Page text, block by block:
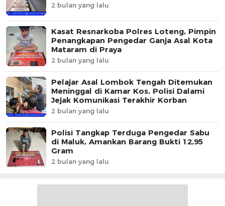
2 bulan yang lalu
Kasat Resnarkoba Polres Loteng, Pimpin
Penangkapan Pengedar Ganja Asal Kota
Mataram di Praya
2 bulan yang lalu
Pelajar Asal Lombok Tengah Ditemukan
Meninggal di Kamar Kos, Polisi Dalami
Jejak Komunikasi Terakhir Korban
2 bulan yang lalu
Polisi Tangkap Terduga Pengedar Sabu
di Maluk, Amankan Barang Bukti 12,95
Gram
2 bulan yang lalu